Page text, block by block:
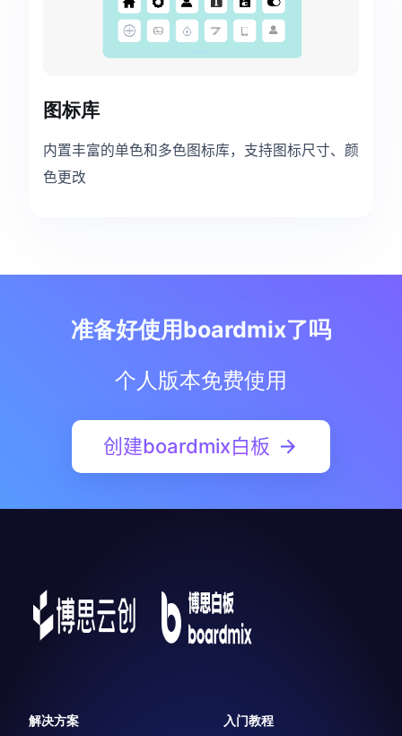
图标库
内置丰富的单色和多色图标库，支持图标尺寸、颜
色更改
准备好使用boardmix了吗
个人版本免费使用
创建boardmix白板
解决方案 入门教程